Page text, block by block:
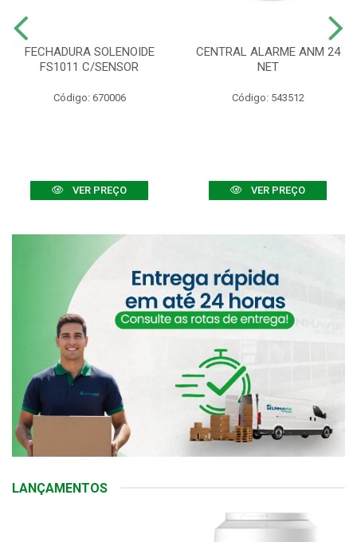
FECHADURA SOLENOIDE
FS1011 C/SENSOR
Código: 670006
VER PREÇO
CENTRAL ALARME ANM 24
NET
Código: 543512
VER PREÇO
LANÇAMENTOS